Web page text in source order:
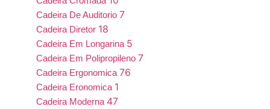
Cadeira De Auditorio 7
Cadeira Diretor 18
Cadeira Em Longarina 5
Cadeira Em Polipropileno 7
Cadeira Ergonomica 76
Cadeira Eronomica 1
Cadeira Moderna 47